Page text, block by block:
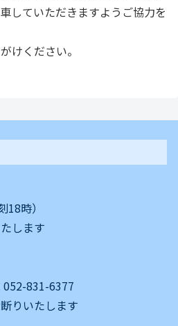
していただきますようご協力を
けください。
時）
します
052-831-6377
りいたします